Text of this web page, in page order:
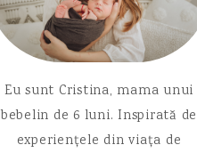
Eu sunt Cristina, mama unui
bebelin de 6 luni. Inspirată de
experiențele din viața de